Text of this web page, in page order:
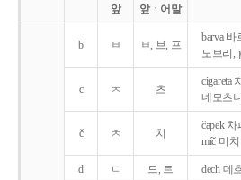
앞
앞ㆍ어말
b ㅂ ㅂ, 브, 프
barva 바
도브리,
c ㅊ 츠
cigareta
네모츠
č ㅊ 치
čapek
míč 미치
d ㄷ 드, 트 dech 데